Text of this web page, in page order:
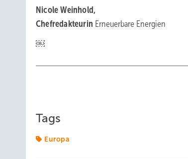
Nicole Weinhold,
Chefredakteurin Erneuerbare Energien
￼
Tags
Europa